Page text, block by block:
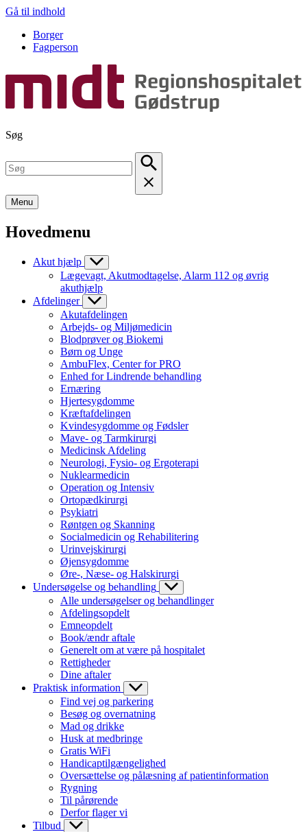
Gå til indhold
Borger
Fagperson
Søg
Menu
Hovedmenu
Akut hjælp
Lægevagt, Akutmodtagelse, Alarm 112 og øvrig
akuthjælp
Afdelinger
Akutafdelingen
Arbejds- og Miljømedicin
Blodprøver og Biokemi
Børn og Unge
AmbuFlex, Center for PRO
Enhed for Lindrende behandling
Ernæring
Hjertesygdomme
Kræftafdelingen
Kvindesygdomme og Fødsler
Mave- og Tarmkirurgi
Medicinsk Afdeling
Neurologi, Fysio- og Ergoterapi
Nuklearmedicin
Operation og Intensiv
Ortopædkirurgi
Psykiatri
Røntgen og Skanning
Socialmedicin og Rehabilitering
Urinvejskirurgi
Øjensygdomme
Øre-, Næse- og Halskirurgi
Undersøgelse og behandling
Alle undersøgelser og behandlinger
Afdelingsopdelt
Emneopdelt
Book/ændr aftale
Generelt om at være på hospitalet
Rettigheder
Dine aftaler
Praktisk information
Find vej og parkering
Besøg og overnatning
Mad og drikke
Husk at medbringe
Gratis WiFi
Handicaptilgængelighed
Oversættelse og pålæsning af patientinformation
Rygning
Til pårørende
Derfor flager vi
Tilbud